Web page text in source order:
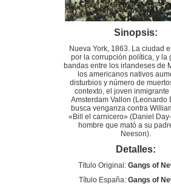
Sinopsis:
Nueva York, 1863. La ciudad
por la corrupción política, y la
bandas entre los irlandeses de
los americanos nativos
disturbios y número de
contexto, el joven
Amsterdam Vallon (Leonardo
busca venganza contra
«Bill el carnicero» (Daniel
hombre que mató a su
Neeson).
Detalles:
Título Original: Gangs of
Título España: Gangs of